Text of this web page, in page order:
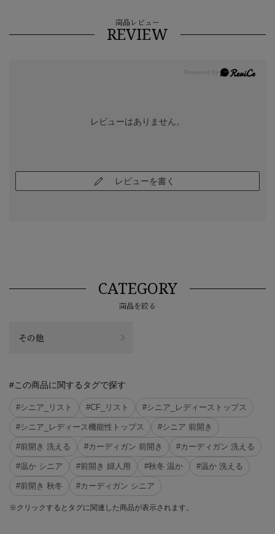
商品レビュー
REVIEW
レビューはありません。
レビューを書く
CATEGORY
商品を絞る
その他
#この商品に関するタグで探す
#シニア_リスト #CF_リスト #シニア_レディーストップス
#シニア_レディース機能性トップス #シニア 前開き
#前開き 洗える #カーディガン 前開き #カーディガン 洗える
#温か シニア #前開き 婦人用 #秋冬 温か #温か 洗える
#前開き 秋冬 #カーディガン シニア
※クリックするとタグに関連した商品が表示されます。